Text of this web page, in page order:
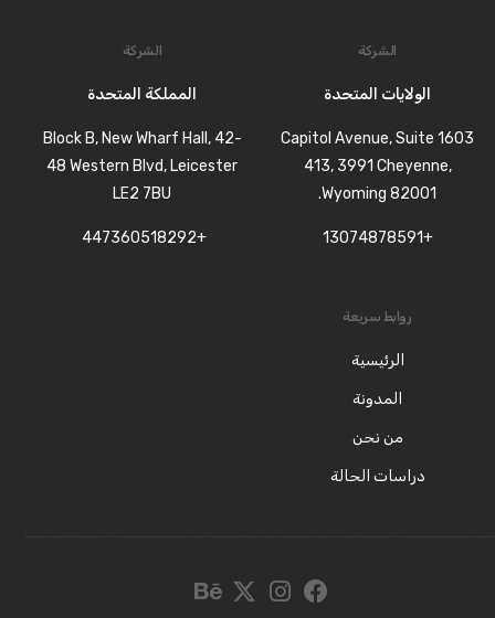
الشركة
الولايات المتحدة
1603 Capitol Avenue, Suite
413, 3991 Cheyenne,
Wyoming 82001.
+13074878591
الشركة
المملكة المتحدة
Block B, New Wharf Hall, 42-
48 Western Blvd, Leicester
LE2 7BU
+447360518292
روابط سريعة
الرئيسية
المدونة
من نحن
دراسات الحالة